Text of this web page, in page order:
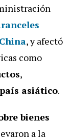
, y afectó
como
,
asiático.
bienes
a la